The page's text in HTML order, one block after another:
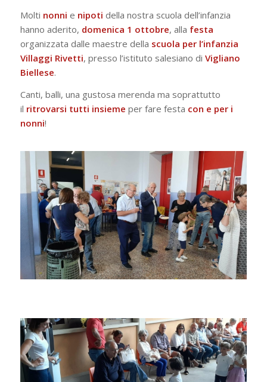
Molti nonni e nipoti della nostra scuola dell’infanzia
hanno aderito, domenica 1 ottobre, alla festa
organizzata dalle maestre della scuola per l’infanzia
Villaggi Rivetti, presso l’istituto salesiano di Vigliano
Biellese.
Canti, balli, una gustosa merenda ma soprattutto
il ritrovarsi tutti insieme per fare festa con e per i
nonni!